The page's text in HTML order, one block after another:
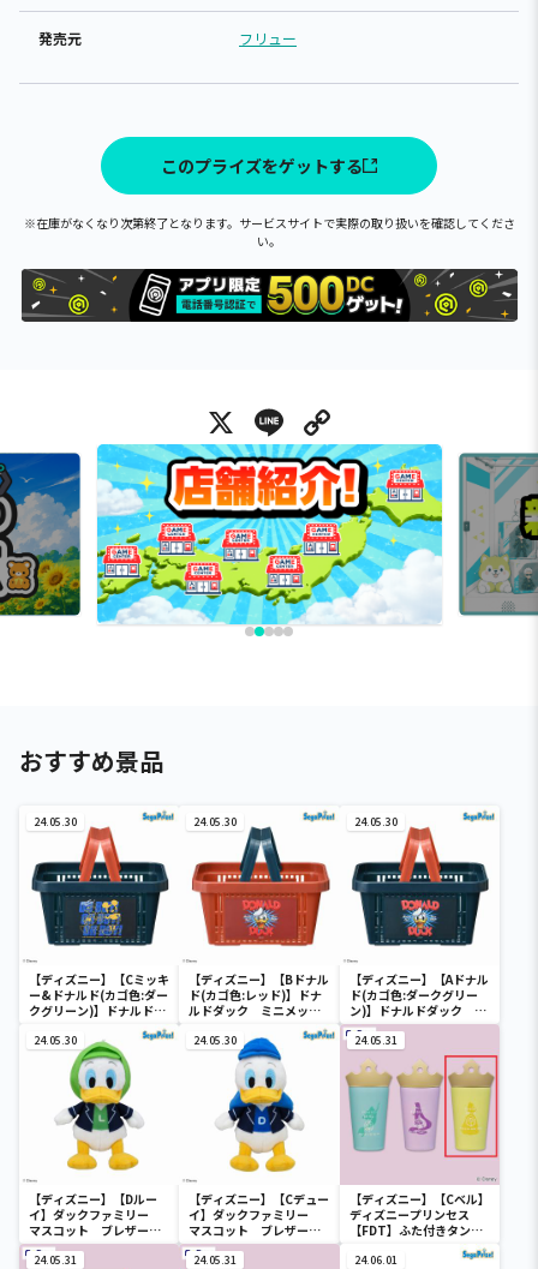
発売元 フリュー
このプライズをゲットする
※在庫がなくなり次第終了となります。サービスサイトで実際の取り扱いを確認してくださ
い。
X Line
おすすめ景品
24.05.30
【ディズニー】【Cミッキ
ー&ドナルド(カゴ色:ダー
クグリーン)】ドナルドダ
ック ミニメッシュカゴ
24.05.30
【ディズニー】【Bドナル
ド(カゴ色:レッド)】ドナ
ルドダック ミニメッシ
24.05.30
【ディズニー】【Aドナル
ド(カゴ色:ダークグリー
ン)】ドナルドダック ミ
ニメッシュカゴ
24.05.30
【ディズニー】【Dルー
イ】ダックファミリー
マスコット ブレザーコ
スチューム
24.05.30
【ディズニー】【Cデュー
イ】ダックファミリー
マスコット ブレザーコ
スチューム
24.05.31
【ディズニー】【Cベル】
ディズニープリンセス
【FDT】ふた付きタンブ
24.05.31 24.05.31 24.06.01